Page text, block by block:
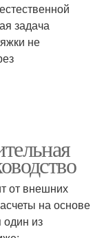
задача
не
от внешних
на основе
из